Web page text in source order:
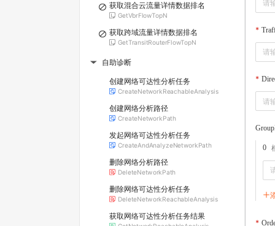
获取混合云流量详情数据排名
GetVbrFlowTopN
获取跨域流量详情数据排名
GetTransitRouterFlowTopN
▶ 自助诊断
创建网络可达性分析任务
CreateNetworkReachableAnalysis
创建网络分析路径
CreateNetworkPath
发起网络可达性分析任务
CreateAndAnalyzeNetworkPath
删除网络分析路径
DeleteNetworkPath
删除网络可达性分析任务
DeleteNetworkReachableAnalysis
获取网络可达性分析任务结果
0